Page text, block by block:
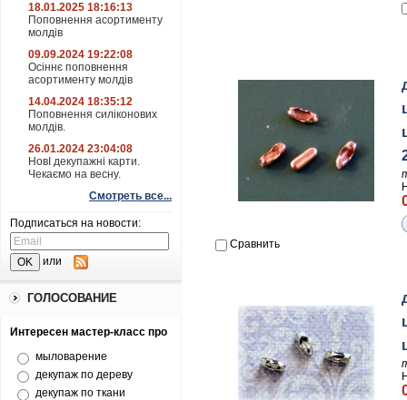
18.01.2025 18:16:13
Поповнення асортименту
молдів
09.09.2024 19:22:08
Осіннє поповнення
асортименту молдів
14.04.2024 18:35:12
Поповнення силіконових
молдів.
26.01.2024 23:04:08
НовІ декупажні карти.
Чекаємо на весну.
Смотреть все...
Подписаться на новости:
или
ГОЛОСОВАНИЕ
Интересен мастер-класс про
мыловарение
декупаж по дереву
декупаж по ткани
Сравнить